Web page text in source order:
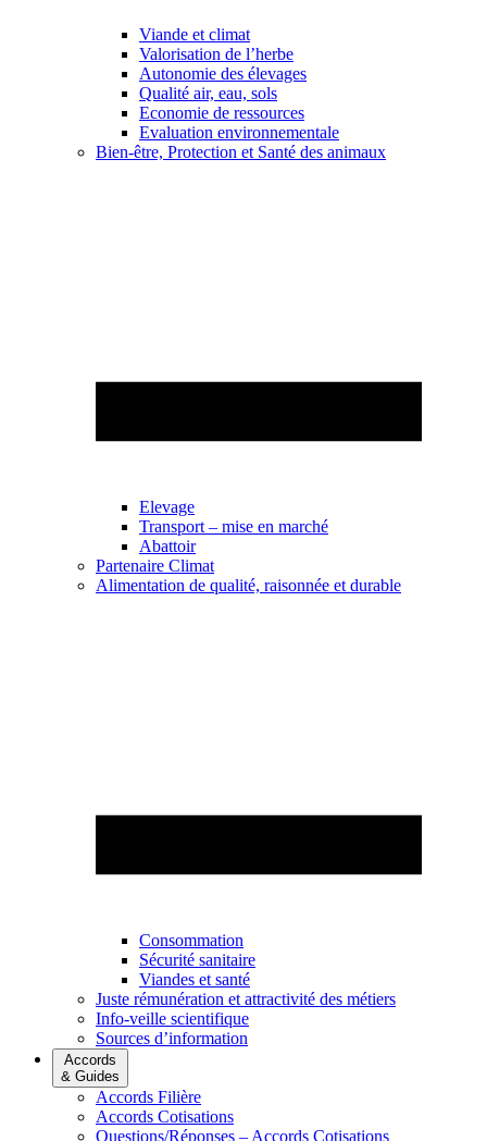
Viande et climat
Valorisation de l’herbe
Autonomie des élevages
Qualité air, eau, sols
Economie de ressources
Evaluation environnementale
Bien-être, Protection et Santé des animaux
Elevage
Transport – mise en marché
Abattoir
Partenaire Climat
Alimentation de qualité, raisonnée et durable
Consommation
Sécurité sanitaire
Viandes et santé
Juste rémunération et attractivité des métiers
Info-veille scientifique
Sources d’information
Accords
& Guides
Accords Filière
Accords Cotisations
Questions/Réponses – Accords Cotisations